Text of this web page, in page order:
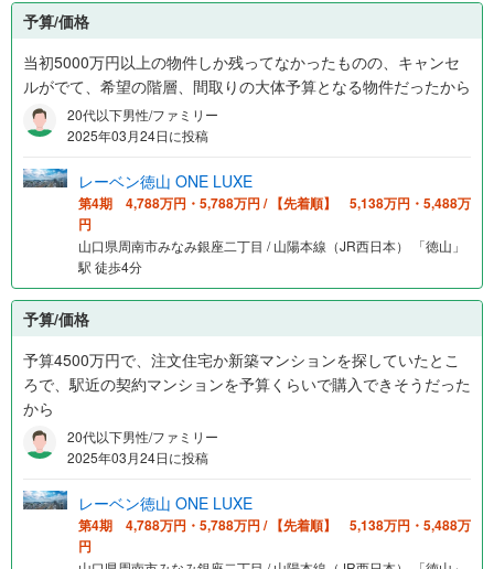
予算/価格
当初5000万円以上の物件しか残ってなかったものの、キャンセ
ルがでて、希望の階層、間取りの大体予算となる物件だったから
20代以下男性/ファミリー
2025年03月24日に投稿
レーベン徳山 ONE LUXE
第4期 4,788万円・5,788万円 / 【先着順】 5,138万円・5,488万
円
山口県周南市みなみ銀座二丁目 / 山陽本線（JR西日本） 「徳山」
駅 徒歩4分
予算/価格
予算4500万円で、注文住宅か新築マンションを探していたとこ
ろで、駅近の契約マンションを予算くらいで購入できそうだった
から
20代以下男性/ファミリー
2025年03月24日に投稿
レーベン徳山 ONE LUXE
第4期 4,788万円・5,788万円 / 【先着順】 5,138万円・5,488万
円